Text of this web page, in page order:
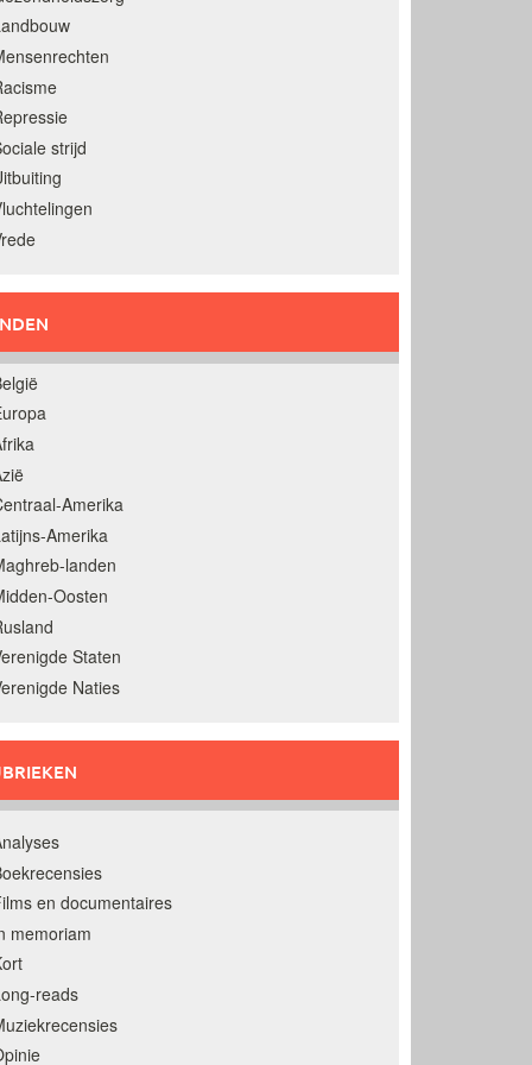
strijd
Amerika
Amerika
landen
Oosten
Staten
Naties
en documentaires
memoriam
reads